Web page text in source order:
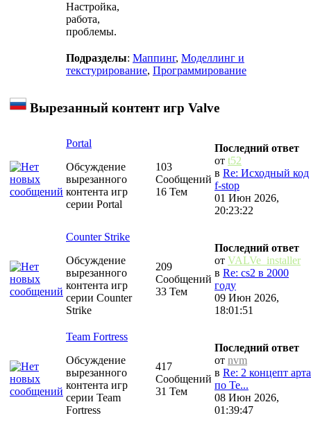
Настройка,
работа,
проблемы.
Подразделы: Маппинг, Моделлинг и
текстурирование, Программирование
Вырезанный контент игр Valve
Portal
Обсуждение
вырезанного
контента игр
серии Portal
103
Сообщений
16 Тем
Последний ответ
от t52
в Re: Исходный код
f-stop
01 Июн 2026,
20:23:22
Counter Strike
Обсуждение
вырезанного
контента игр
серии Counter
Strike
209
Сообщений
33 Тем
Последний ответ
от VALVe_installer
в Re: cs2 в 2000
году
09 Июн 2026,
18:01:51
Team Fortress
Обсуждение
вырезанного
контента игр
серии Team
Fortress
417
Сообщений
31 Тем
Последний ответ
от nvm
в Re: 2 концепт арта
по Te...
08 Июн 2026,
01:39:47